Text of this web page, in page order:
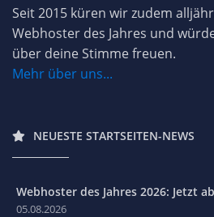
Seit 2015 küren wir zudem
Webhoster des Jahres und
über deine Stimme freuen.
Mehr über uns...
NEUESTE STARTSEITEN-NEWS
Webhoster des Jahres 2026: Jetzt
05.08.2026